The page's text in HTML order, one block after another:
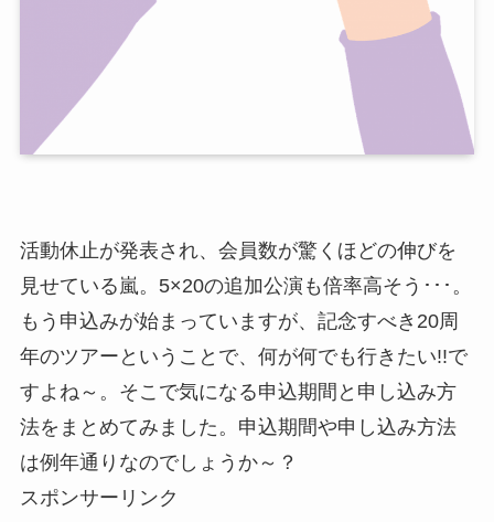
活動休止が発表され、会員数が驚くほどの伸びを
見せている嵐。5×20の追加公演も倍率高そう･･･。
もう申込みが始まっていますが、記念すべき20周
年のツアーということで、何が何でも行きたい!!で
すよね～。そこで気になる申込期間と申し込み方
法をまとめてみました。申込期間や申し込み方法
は例年通りなのでしょうか～？
スポンサーリンク